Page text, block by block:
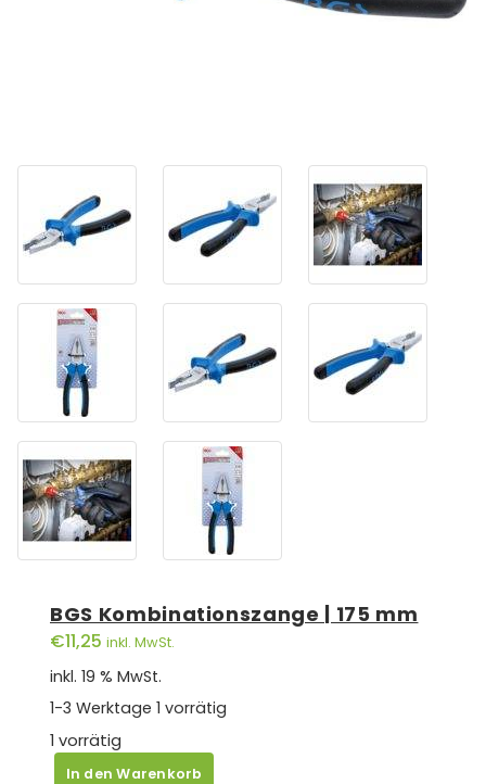
BGS Kombinationszange | 175 mm
€11,25 inkl. MwSt.
inkl. 19 % MwSt.
1-3 Werktage 1 vorrätig
1 vorrätig
BGSIn den Warenkorb